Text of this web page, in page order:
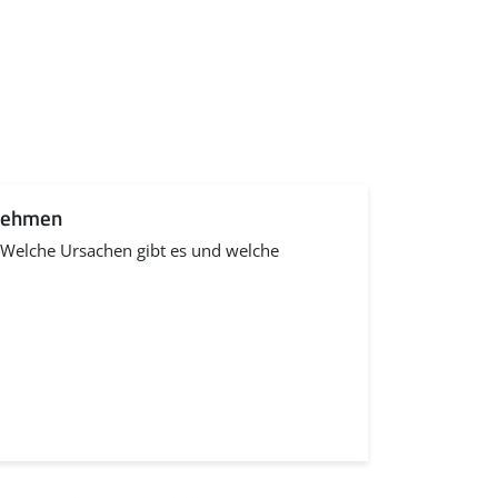
Ursachen gibt es und welche